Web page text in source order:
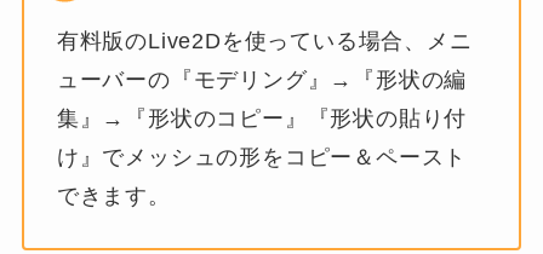
有料版のLive2Dを使っている場合、メニ
ューバーの『モデリング』→『形状の編
集』→『形状のコピー』『形状の貼り付
け』でメッシュの形をコピー＆ペースト
できます。